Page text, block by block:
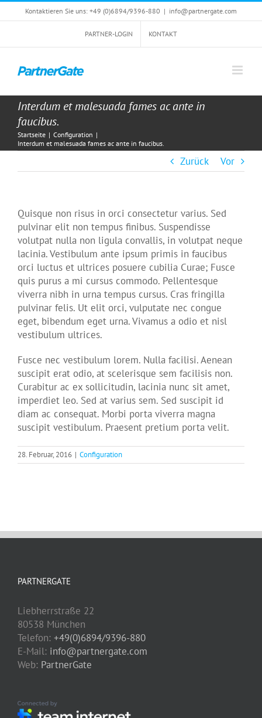
Zum
Inhalt
Kontaktieren Sie uns: +49 (0)6894/9396-880 | info@partnergate.com
PARTNER-LOGIN KONTAKT
Interdum et malesuada fames ac ante in
faucibus.
Startseite | Configuration |
Interdum et malesuada fames ac ante in faucibus.
Zurück Vor
Quisque non risus in orci consectetur varius. Sed
pulvinar elit non tempus finibus. Suspendisse
volutpat nulla non ligula convallis, in volutpat neque
lacinia. Vestibulum ante ipsum primis in faucibus
orci luctus et ultrices posuere cubilia Curae; Fusce
quis purus a mi cursus commodo. Pellentesque
viverra nibh in urna tempus cursus. Cras fringilla
pulvinar felis. Ut elit orci, vulputate nec congue
eget, bibendum eget urna. Vivamus a odio et nisl
vestibulum ultrices.
Fusce nec vestibulum lorem. Nulla facilisi. Aenean
suscipit erat odio, at scelerisque sem facilisis non.
Curabitur ac ex sollicitudin, lacinia nunc sit amet,
imperdiet leo. Sed at varius sem. Sed suscipit id
diam ac consequat. Morbi porta viverra magna
suscipit vestibulum. Praesent pretium porta velit.
28. Februar, 2016 | Configuration
PARTNERGATE
Liebherrstraße 22
80538 München
Telefon: +49(0)6894/9396-880
E-Mail: info@partnergate.com
Web: PartnerGate